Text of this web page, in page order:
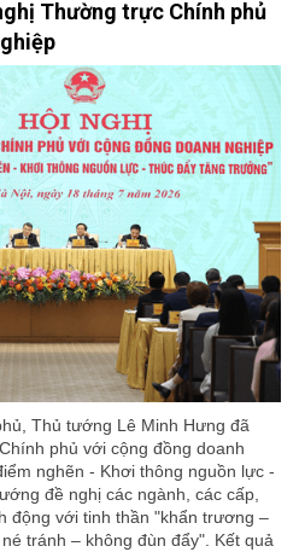
Thường trực Chính phủ
Thủ tướng Lê Minh Hưng đã
phủ với cộng đồng doanh
nghẽn - Khơi thông nguồn lực -
đề nghị các ngành, các cấp,
động với tinh thần "khẩn trương –
tránh – không đùn đẩy". Kết quả